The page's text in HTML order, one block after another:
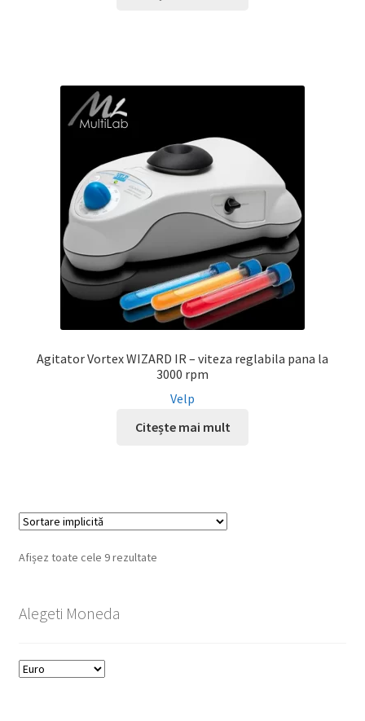
Agitator Vortex WIZARD IR – viteza reglabila pana la
3000 rpm
Velp
Citește mai mult
Afișez toate cele 9 rezultate
Alegeti Moneda